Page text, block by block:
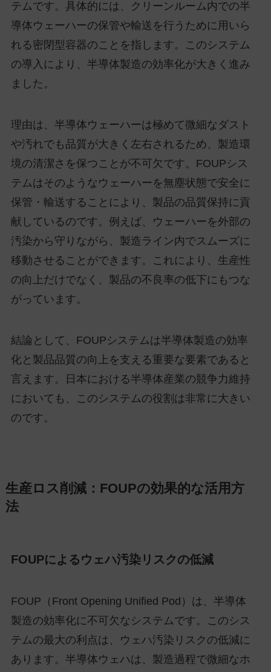
テムです。具体的には、クリーンルーム内での半
導体ウェーハーの保管や輸送を行うために用いら
れる密閉型容器のことを指します。このシステム
の導入により、半導体製造の効率化が大きく進み
ました。
理由は、半導体ウェーハーは極めて微細なダスト
や汚れでも品質が大きく左右されるため、製造環
境の清潔さを保つことが不可欠です。FOUPシス
テムはそのようなウェーハーを無塵状態で安全に
保管・輸送することにより、製品の品質保持に貢
献しているのです。例えば、ウェーハーを外部の
汚染から守りながら、製造ライン内でスムーズに
移動させることができます。これにより、生産性
の向上だけでなく、製品の不良率の低下にもつな
がっています。
結論として、FOUPシステムは半導体製造の効率
化と製品品質の向上を支える重要な要素であると
言えます。日本における半導体産業の競争力維持
においても、このシステムの役割は非常に大きい
のです。
生産ロス削減：FOUPの効果的な活用方
法
FOUPによるウェハ汚染リスクの低減
FOUP（Front Opening Unified Pod）は、半導体
製造の効率化に不可欠なシステムです。このシス
テムの最大の利点は、ウェハ汚染リスクの低減に
あります。半導体ウェハは、製造過程で微細なホ